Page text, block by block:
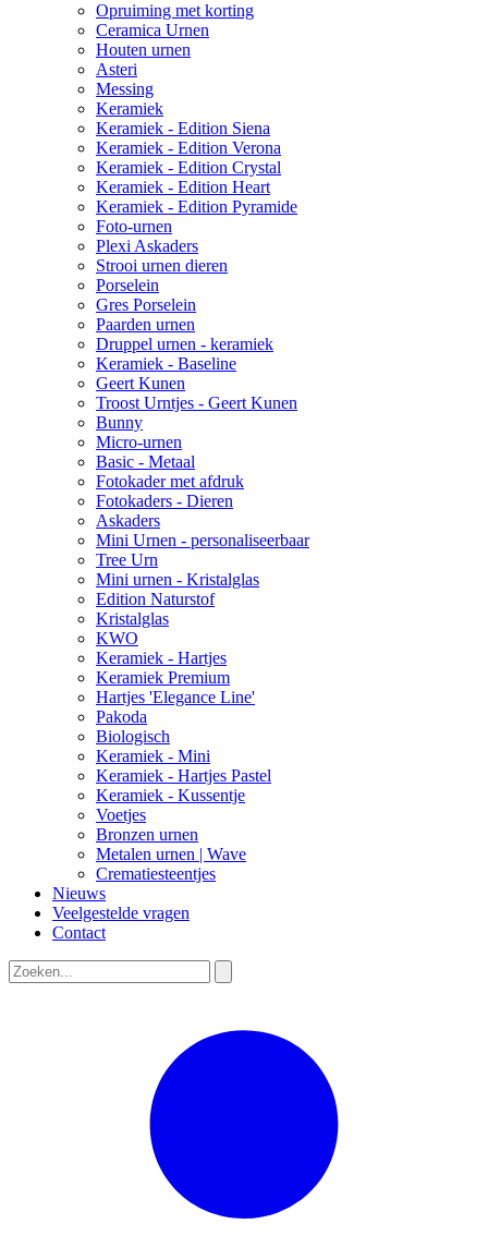
Opruiming met korting
Ceramica Urnen
Houten urnen
Asteri
Messing
Keramiek
Keramiek - Edition Siena
Keramiek - Edition Verona
Keramiek - Edition Crystal
Keramiek - Edition Heart
Keramiek - Edition Pyramide
Foto-urnen
Plexi Askaders
Strooi urnen dieren
Porselein
Gres Porselein
Paarden urnen
Druppel urnen - keramiek
Keramiek - Baseline
Geert Kunen
Troost Urntjes - Geert Kunen
Bunny
Micro-urnen
Basic - Metaal
Fotokader met afdruk
Fotokaders - Dieren
Askaders
Mini Urnen - personaliseerbaar
Tree Urn
Mini urnen - Kristalglas
Edition Naturstof
Kristalglas
KWO
Keramiek - Hartjes
Keramiek Premium
Hartjes 'Elegance Line'
Pakoda
Biologisch
Keramiek - Mini
Keramiek - Hartjes Pastel
Keramiek - Kussentje
Voetjes
Bronzen urnen
Metalen urnen | Wave
Crematiesteentjes
Nieuws
Veelgestelde vragen
Contact